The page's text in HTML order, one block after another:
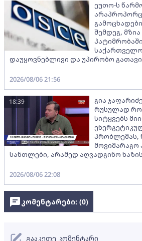
ეუთო-ს
შემდეგ,
დაუყოვნებლივი და უპირობო
2026/08/06 21:56
გია
რუსულად
სიტყვებს
პრობლემას,
სანთლები, არამედ აღვადგინო
18:39
2026/08/06 22:08
კომენტარები: (0)
გააკეთე კომენტარი